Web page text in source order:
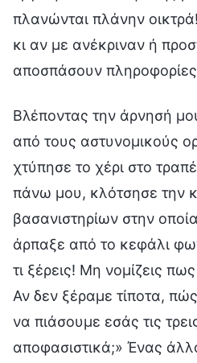
πλανώνται πλάνην
κι αν με ανέκριναν ή
αποσπάσουν
Βλέποντας την άρνησή
από τους αστυνομικούς
χτύπησε το χέρι στο
πάνω μου, κλότσησε την
βασανιστηρίων στην
άρπαξε από το κεφάλι
τι ξέρεις! Μη νομίζεις
Αν δεν ξέραμε τίποτα,
να πιάσουμε εσάς τις
αποφασιστικά;» Ένας